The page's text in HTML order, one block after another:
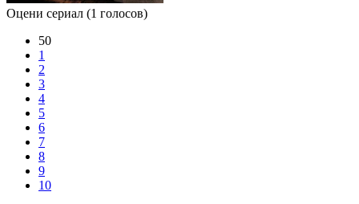
Оцени сериал (1 голосов)
50
1
2
3
4
5
6
7
8
9
10